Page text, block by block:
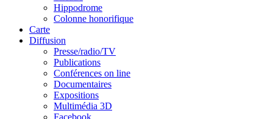
Hippodrome
Colonne honorifique
Carte
Diffusion
Presse/radio/TV
Publications
Conférences on line
Documentaires
Expositions
Multimédia 3D
Facebook